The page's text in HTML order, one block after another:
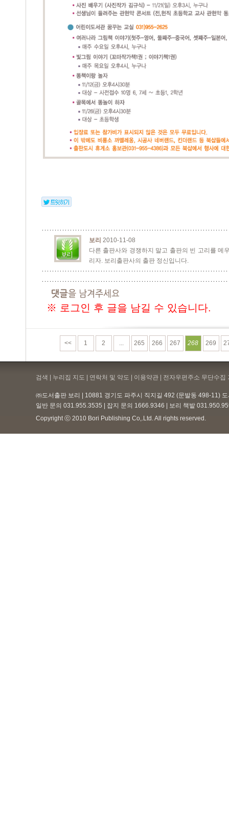
보리 2010-11-08
다른 출판사와 경쟁하지 말고 출판의 빈 고리를 메
리자. 보리출판사의 출판 정신입니다.
※ 로그인 후 글을 남길 수 있습니다.
<< 1 2 265 266 267 268 269
검색 | 누리집 지도 | 연락처 및 약도 | 이용약관 | 전자우편주소 무단수집
㈜도서출판 보리 | 10881 경기도 파주시 직지길 492 (문발동 498-11)
일반 문의 031.955.3535 | 잡지 문의 1666.9346 | 보리 책밭
Copyright ⓒ 2010 Bori Publishing Co,.Ltd. All rights reserved.